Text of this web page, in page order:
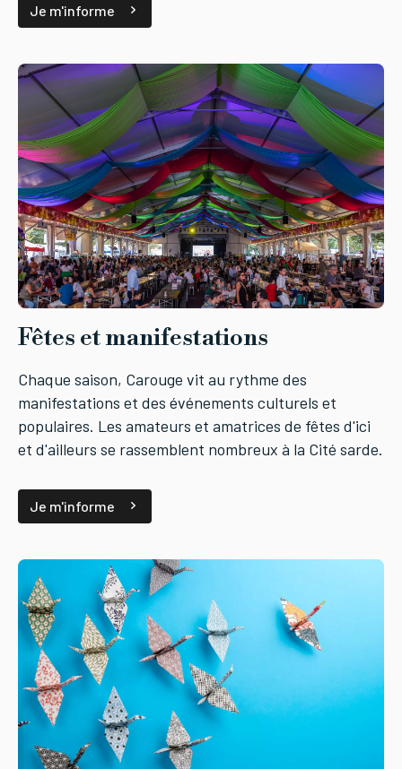
Je m'informe
Fêtes et manifestations
Chaque saison, Carouge vit au rythme des
manifestations et des événements culturels et
populaires. Les amateurs et amatrices de fêtes d'ici
et d'ailleurs se rassemblent nombreux à la Cité sarde.
Je m'informe